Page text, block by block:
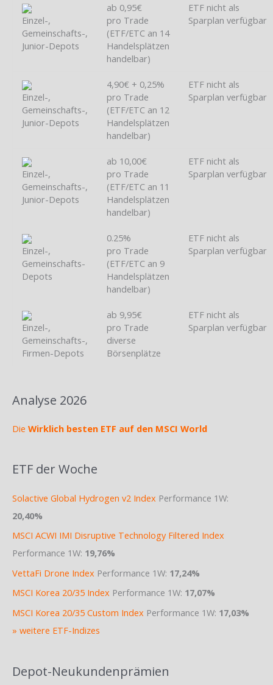
Einzel-,
Gemeinschafts-,
Junior-Depots
ab 0,95€
pro Trade
(ETF/ETC an 14
Handelsplätzen
handelbar)
ETF nicht als
Sparplan verfügbar
Einzel-,
Gemeinschafts-,
Junior-Depots
4,90€ + 0,25%
pro Trade
(ETF/ETC an 12
Handelsplätzen
handelbar)
ETF nicht als
Sparplan verfügbar
Einzel-,
Gemeinschafts-,
Junior-Depots
ab 10,00€
pro Trade
(ETF/ETC an 11
Handelsplätzen
handelbar)
ETF nicht als
Sparplan verfügbar
Einzel-,
Gemeinschafts-
Depots
0.25%
pro Trade
(ETF/ETC an 9
Handelsplätzen
handelbar)
ETF nicht als
Sparplan verfügbar
Einzel-,
Gemeinschafts-,
Firmen-Depots
ab 9,95€
pro Trade
diverse
Börsenplätze
ETF nicht als
Sparplan verfügbar
Analyse 2026
Die Wirklich besten ETF auf den MSCI World
ETF der Woche
Solactive Global Hydrogen v2 Index Performance 1W:
20,40%
MSCI ACWI IMI Disruptive Technology Filtered Index
Performance 1W: 19,76%
VettaFi Drone Index Performance 1W: 17,24%
MSCI Korea 20/35 Index Performance 1W: 17,07%
MSCI Korea 20/35 Custom Index Performance 1W: 17,03%
» weitere ETF-Indizes
Depot-Neukundenprämien